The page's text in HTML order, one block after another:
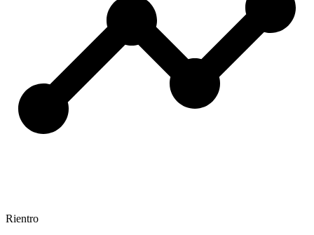
Rientro